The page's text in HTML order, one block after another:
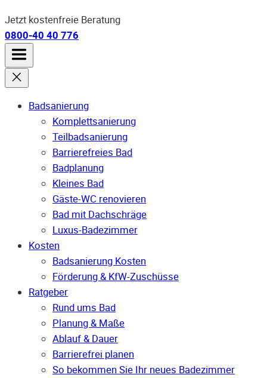
Jetzt kostenfreie Beratung
0800-40 40 776
Badsanierung
Komplettsanierung
Teilbadsanierung
Barrierefreies Bad
Badplanung
Kleines Bad
Gäste-WC renovieren
Bad mit Dachschräge
Luxus-Badezimmer
Kosten
Badsanierung Kosten
Förderung & KfW-Zuschüsse
Ratgeber
Rund ums Bad
Planung & Maße
Ablauf & Dauer
Barrierefrei planen
So bekommen Sie Ihr neues Badezimmer